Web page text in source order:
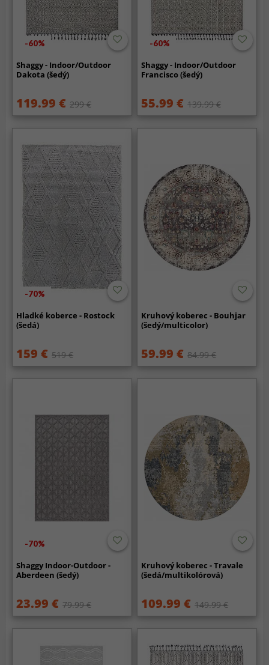
-60%
Shaggy - Indoor/Outdoor
Dakota (šedý)
119.99 € 299 €
-60%
Shaggy - Indoor/Outdoor
Francisco (šedý)
55.99 € 139.99 €
-70%
Hladké koberce - Rostock
(šedá)
159 € 519 €
Kruhový koberec - Bouhjar
(šedý/multicolor)
59.99 € 84.99 €
-70%
Shaggy Indoor-Outdoor -
Aberdeen (šedý)
23.99 € 79.99 €
Kruhový koberec - Travale
(šedá/multikolórová)
109.99 € 149.99 €